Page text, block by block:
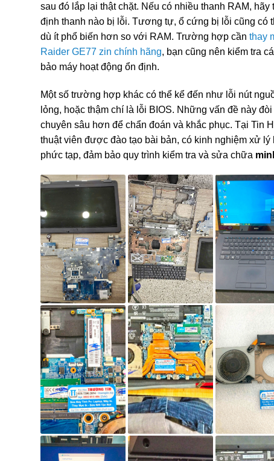
sau đó lắp lại thật chặt. Nếu có nhiều thanh RAM,
định thanh nào bị lỗi. Tương tự, ổ cứng bị lỗi cũng có
dù ít phổ biến hơn so với RAM. Trường hợp cần thay
Raider GE77 zin chính hãng, bạn cũng nên kiểm tra
bảo máy hoạt động ổn định.
Một số trường hợp khác có thể kể đến như lỗi nút
lỏng, hoặc thậm chí là lỗi BIOS. Những vấn đề này
chuyên sâu hơn để chẩn đoán và khắc phục. Tại Tin
thuật viên được đào tạo bài bản, có kinh nghiệm xử lý
phức tạp, đảm bảo quy trình kiểm tra và sửa chữa